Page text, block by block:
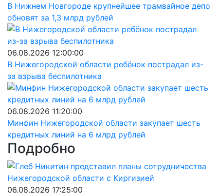
В Нижнем Новгороде крупнейшее трамвайное депо
обновят за 1,3 млрд рублей
06.08.2026 12:00:00
В Нижегородской области ребёнок пострадал из-
за взрыва беспилотника
06.08.2026 11:20:00
Минфин Нижегородской области закупает шесть
кредитных линий на 6 млрд рублей
Подробно
06.08.2026 17:25:00